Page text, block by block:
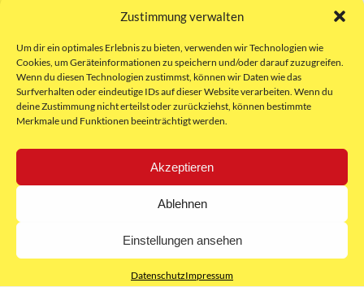
Zustimmung verwalten
Um dir ein optimales Erlebnis zu bieten, verwenden wir Technologien wie
Cookies, um Geräteinformationen zu speichern und/oder darauf zuzugreifen.
Wenn du diesen Technologien zustimmst, können wir Daten wie das
Surfverhalten oder eindeutige IDs auf dieser Website verarbeiten. Wenn du
deine Zustimmung nicht erteilst oder zurückziehst, können bestimmte
Merkmale und Funktionen beeinträchtigt werden.
Akzeptieren
Ablehnen
Einstellungen ansehen
DatenschutzImpressum
Sie erreichen uns unter:
kontakt@freielokale-graz.at
Website by Rubikon Werbeagentur
GmbH
Über uns
Impressum
AGB
Datenschutz
E-Mail